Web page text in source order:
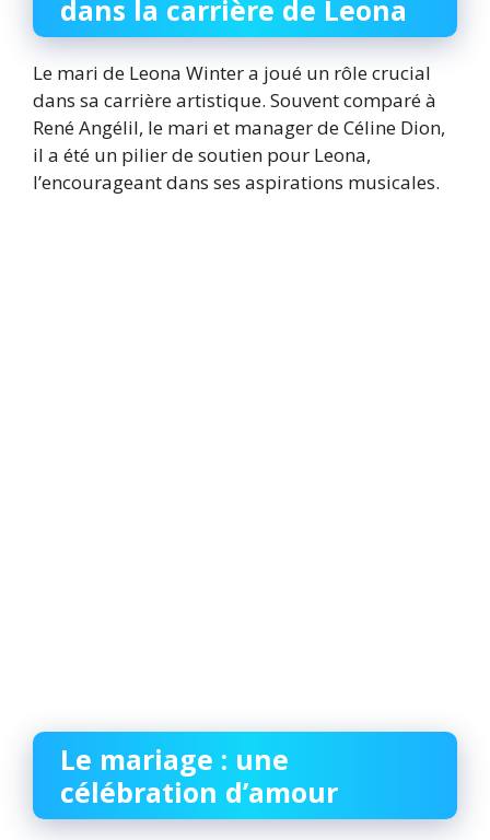
dans la carrière de Leona
Le mari de Leona Winter a joué un rôle crucial
dans sa carrière artistique. Souvent comparé à
René Angélil, le mari et manager de Céline Dion,
il a été un pilier de soutien pour Leona,
l’encourageant dans ses aspirations musicales.
Le mariage : une
célébration d’amour